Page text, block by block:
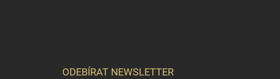
ODEBÍRAT NEWSLETTER